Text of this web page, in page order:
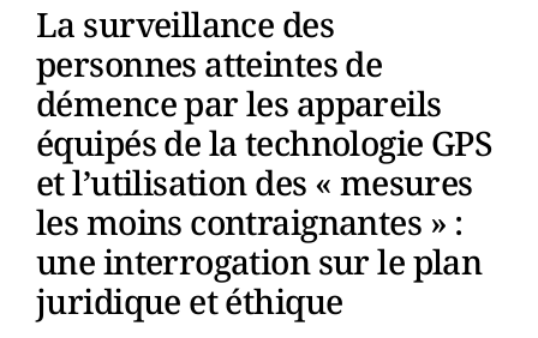
La surveillance des
personnes atteintes de
démence par les appareils
équipés de la technologie GPS
et l’utilisation des « mesures
les moins contraignantes » :
une interrogation sur le plan
juridique et éthique